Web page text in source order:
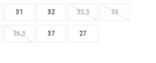
31 32 32,5 33
36,5 37 27